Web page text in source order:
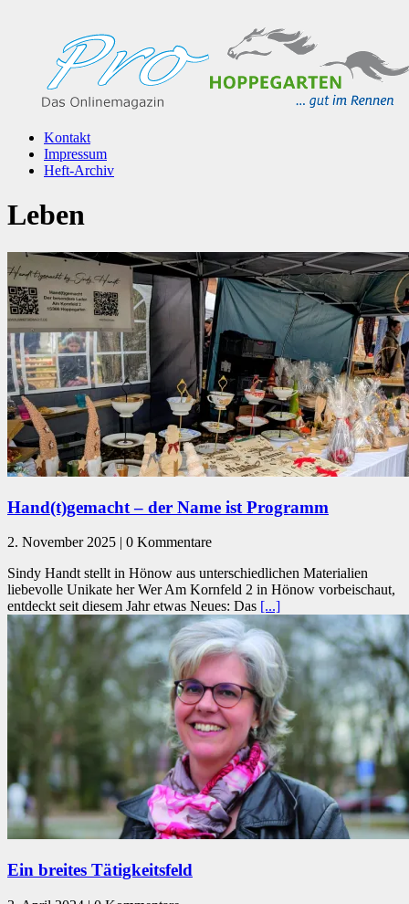
Kontakt
Impressum
Heft-Archiv
Leben
Hand(t)gemacht – der Name ist Programm
2. November 2025 | 0 Kommentare
Sindy Handt stellt in Hönow aus unterschiedlichen Materialien
liebevolle Unikate her Wer Am Kornfeld 2 in Hönow vorbeischaut,
entdeckt seit diesem Jahr etwas Neues: Das [...]
Ein breites Tätigkeitsfeld